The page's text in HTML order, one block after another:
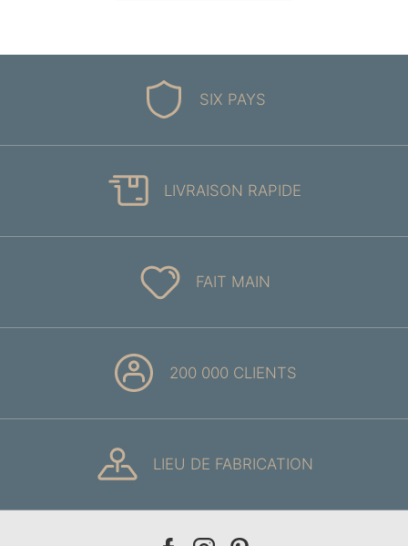
SIX PAYS
LIVRAISON RAPIDE
FAIT MAIN
200 000 CLIENTS
LIEU DE FABRICATION